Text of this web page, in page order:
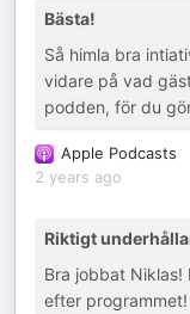
Bästa!
Så himla bra
vidare på vad
podden, för du
Apple Podcasts
2 years ago
Riktigt
Bra jobbat
efter programmet!